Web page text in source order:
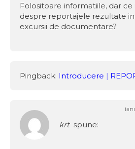
Folositoare informatiile, dar
despre reportajele rezultate
excursii de documentare?
Pingback: Introducere |
krt spune: